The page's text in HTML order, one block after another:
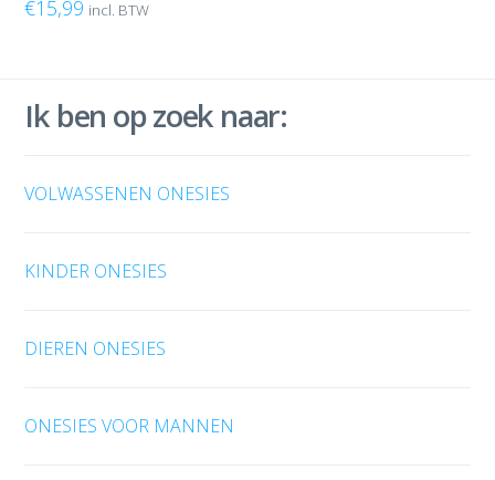
€15,99 incl. BTW
Ik ben op zoek naar:
VOLWASSENEN ONESIES
KINDER ONESIES
DIEREN ONESIES
ONESIES VOOR MANNEN